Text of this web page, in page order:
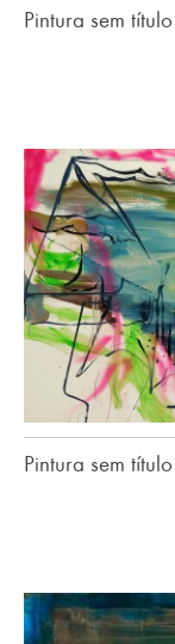
Pintura sem
Pintura sem